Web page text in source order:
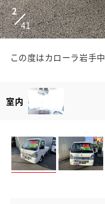
2
41
この度はカローラ岩手
室内